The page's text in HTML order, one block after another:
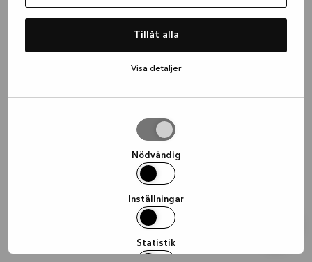
Tillåt alla
Visa detaljer
Nödvändig
Inställningar
Statistik